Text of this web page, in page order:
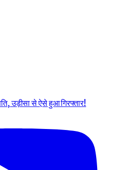
उड़ीसा से ऐसे हुआ गिरफ्तार!